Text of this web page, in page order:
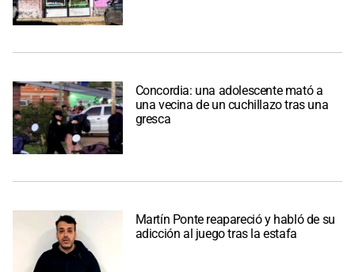
Concordia: una adolescente mató a
una vecina de un cuchillazo tras una
gresca
Martín Ponte reapareció y habló de su
adicción al juego tras la estafa